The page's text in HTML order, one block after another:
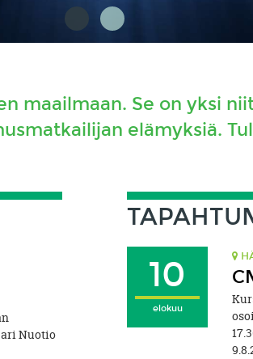
maailmaan. Se on yksi
elämyksiä.
Nuotio
10
elokuu